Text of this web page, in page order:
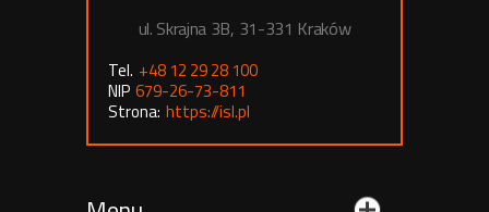
ul. Skrajna 3B, 31-331 Kraków
Tel. +48 12 29 28 100
NIP 679-26-73-811
Strona: https://isl.pl